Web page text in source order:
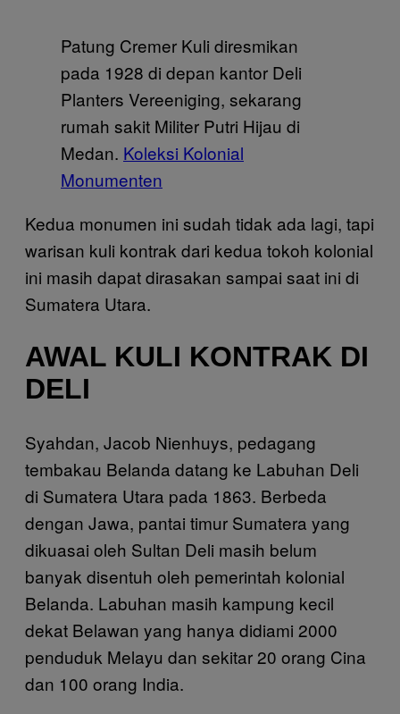
Patung Cremer Kuli diresmikan
pada 1928 di depan kantor Deli
Planters Vereeniging, sekarang
rumah sakit Militer Putri Hijau di
Medan. Koleksi Kolonial
Monumenten
Kedua monumen ini sudah tidak ada lagi, tapi
warisan kuli kontrak dari kedua tokoh kolonial
ini masih dapat dirasakan sampai saat ini di
Sumatera Utara.
AWAL KULI KONTRAK DI
DELI
Syahdan, Jacob Nienhuys, pedagang
tembakau Belanda datang ke Labuhan Deli
di Sumatera Utara pada 1863. Berbeda
dengan Jawa, pantai timur Sumatera yang
dikuasai oleh Sultan Deli masih belum
banyak disentuh oleh pemerintah kolonial
Belanda. Labuhan masih kampung kecil
dekat Belawan yang hanya didiami 2000
penduduk Melayu dan sekitar 20 orang Cina
dan 100 orang India.